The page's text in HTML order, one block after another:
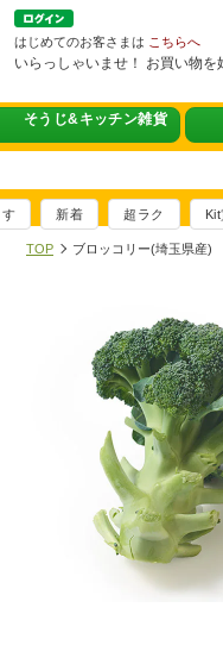
はじめてのお客さまは こちらへ
いらっしゃいませ！ お買い物を
そうじ&キッチン雑貨
豪華賞品が当たるチャンス
満足ごはん大
おすすめ！出汁付き肉吸い
真アジのおぼろ昆布〆
そうじ&キッ
夏に便利！新商品6点登場
熊本地震への
寄付付き商品取り扱い中
新着 超ラク
TOP ブロッコリー(埼玉県産)